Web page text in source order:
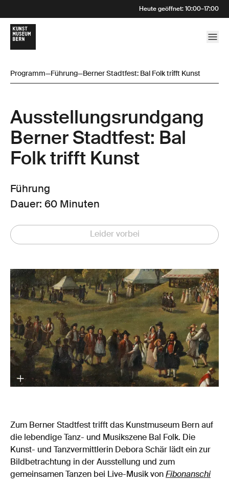
Heute geöffnet: 10:00–17:00
Programm—Führung—Berner Stadtfest: Bal Folk trifft Kunst
Ausstellungsrund­gang
Berner Stadtfest: Bal
Folk trifft Kunst
Führung
Dauer: 60 Minuten
Leider vorbei
Zum Berner Stadtfest trifft das Kunstmuseum Bern auf
die lebendige Tanz- und Musikszene Bal Folk. Die
Kunst- und Tanzvermittlerin Debora Schär lädt ein zur
Bildbetrachtung in der Ausstellung und zum
gemeinsamen Tanzen bei Live-Musik von Fibonanschi